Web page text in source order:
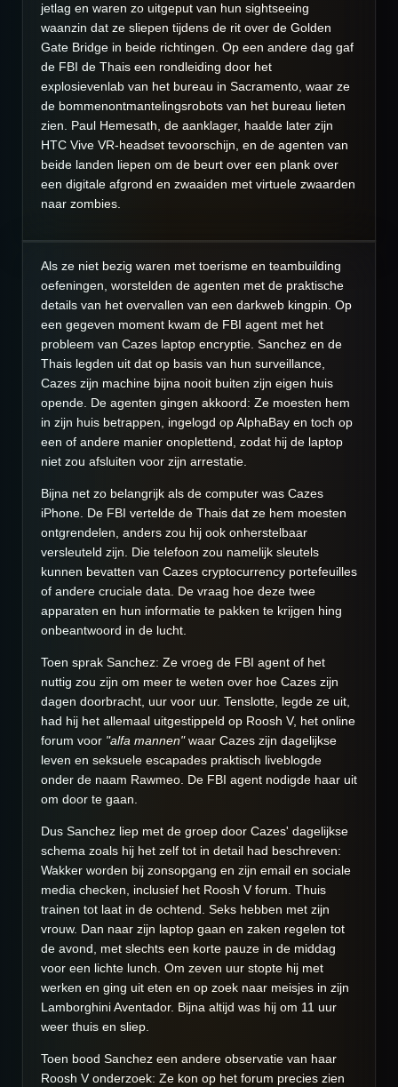
jetlag en waren zo uitgeput van hun sightseeing
waanzin dat ze sliepen tijdens de rit over de Golden
Gate Bridge in beide richtingen. Op een andere dag gaf
de FBI de Thais een rondleiding door het
explosievenlab van het bureau in Sacramento, waar ze
de bommenontmantelingsrobots van het bureau lieten
zien. Paul Hemesath, de aanklager, haalde later zijn
HTC Vive VR-headset tevoorschijn, en de agenten van
beide landen liepen om de beurt over een plank over
een digitale afgrond en zwaaiden met virtuele zwaarden
naar zombies.
Als ze niet bezig waren met toerisme en teambuilding
oefeningen, worstelden de agenten met de praktische
details van het overvallen van een darkweb kingpin. Op
een gegeven moment kwam de FBI agent met het
probleem van Cazes laptop encryptie. Sanchez en de
Thais legden uit dat op basis van hun surveillance,
Cazes zijn machine bijna nooit buiten zijn eigen huis
opende. De agenten gingen akkoord: Ze moesten hem
in zijn huis betrappen, ingelogd op AlphaBay en toch op
een of andere manier onoplettend, zodat hij de laptop
niet zou afsluiten voor zijn arrestatie.
Bijna net zo belangrijk als de computer was Cazes
iPhone. De FBI vertelde de Thais dat ze hem moesten
ontgrendelen, anders zou hij ook onherstelbaar
versleuteld zijn. Die telefoon zou namelijk sleutels
kunnen bevatten van Cazes cryptocurrency portefeuilles
of andere cruciale data. De vraag hoe deze twee
apparaten en hun informatie te pakken te krijgen hing
onbeantwoord in de lucht.
Toen sprak Sanchez: Ze vroeg de FBI agent of het
nuttig zou zijn om meer te weten over hoe Cazes zijn
dagen doorbracht, uur voor uur. Tenslotte, legde ze uit,
had hij het allemaal uitgestippeld op Roosh V, het online
forum voor "alfa mannen"waar Cazes zijn dagelijkse
leven en seksuele escapades praktisch liveblogde
onder de naam Rawmeo. De FBI agent nodigde haar uit
om door te gaan.
Dus Sanchez liep met de groep door Cazes' dagelijkse
schema zoals hij het zelf tot in detail had beschreven:
Wakker worden bij zonsopgang en zijn email en sociale
media checken, inclusief het Roosh V forum. Thuis
trainen tot laat in de ochtend. Seks hebben met zijn
vrouw. Dan naar zijn laptop gaan en zaken regelen tot
de avond, met slechts een korte pauze in de middag
voor een lichte lunch. Om zeven uur stopte hij met
werken en ging uit eten en op zoek naar meisjes in zijn
Lamborghini Aventador. Bijna altijd was hij om 11 uur
weer thuis en sliep.
Toen bood Sanchez een andere observatie van haar
Roosh V onderzoek: Ze kon op het forum precies zien